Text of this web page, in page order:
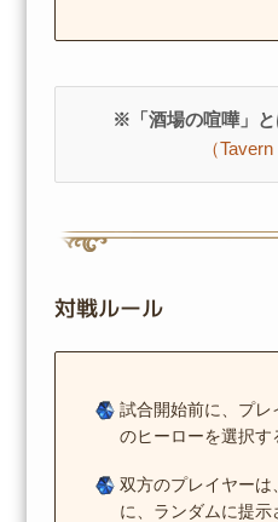
※「酒場の喧嘩」
（Tavern
対戦ルール
試合開始前に、プレ
のヒーローを選択す
双方のプレイヤー
に、ランダムに提